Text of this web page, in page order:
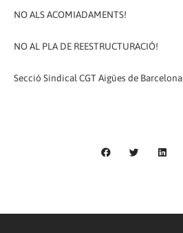
NO ALS ACOMIADAMENTS!
NO AL PLA DE REESTRUCTURACIÓ!
Secció Sindical CGT Aigües de Barcelona